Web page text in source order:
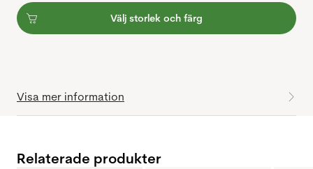
Välj storlek och färg
Visa mer information
Relaterade produkter